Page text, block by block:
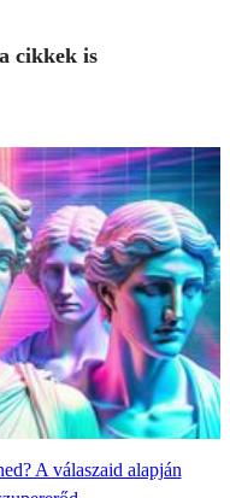
cikkek is
A válaszaid alapján